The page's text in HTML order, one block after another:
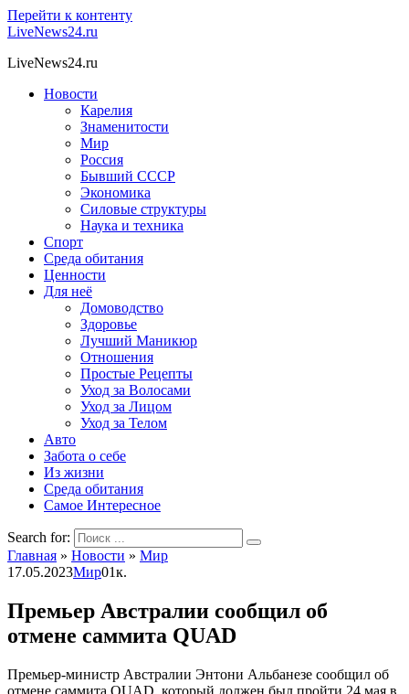
Перейти к контенту
LiveNews24.ru
LiveNews24.ru
Новости
Карелия
Знаменитости
Мир
Россия
Бывший СССР
Экономика
Силовые структуры
Наука и техника
Спорт
Среда обитания
Ценности
Для неё
Домоводство
Здоровье
Лучший Маникюр
Отношения
Простые Рецепты
Уход за Волосами
Уход за Лицом
Уход за Телом
Авто
Забота о себе
Из жизни
Среда обитания
Самое Интересное
Search for:
Главная » Новости » Мир
17.05.2023Мир01к.
Премьер Австралии сообщил об
отмене саммита QUAD
Премьер-министр Австралии Энтони Альбанезе сообщил об
отмене саммита QUAD, который должен был пройти 24 мая в